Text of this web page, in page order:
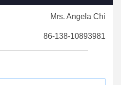
Mrs. Angela Chi
86-138-10893981